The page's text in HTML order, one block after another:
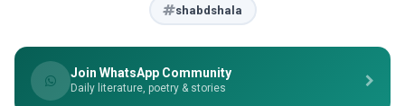
shabdshala
Join WhatsApp Community
Daily literature, poetry & stories